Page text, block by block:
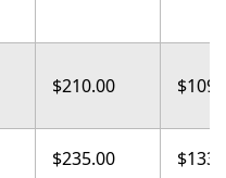
$210.00
$235.00